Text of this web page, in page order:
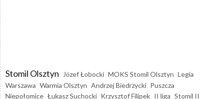
Stomil Olsztyn Józef Łobocki MOKS Stomil Olsztyn Legia
Warszawa Warmia Olsztyn Andrzej Biedrzycki Puszcza
Niepołomice Łukasz Suchocki Krzysztof Filipek II liga Stomil II